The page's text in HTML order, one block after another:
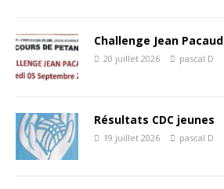
Challenge Jean Pacaud
20 juillet 2026 pascal D
Résultats CDC jeunes
19 juillet 2026 pascal D